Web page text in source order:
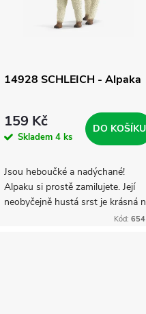
14928 SCHLEICH - Alpaka
159 Kč
Skladem4 ks
DO KOŠÍKU
Jsou heboučké a nadýchané!
Alpaku si prostě zamilujete. Její
neobyčejně hustá srst je krásná
Kód: